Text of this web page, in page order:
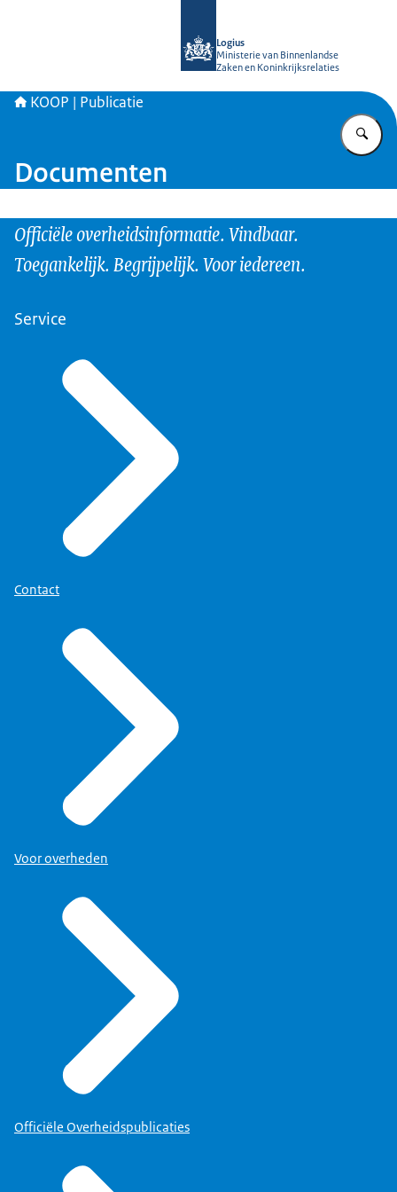
Logius
Ministerie van Binnenlandse
Zaken en Koninkrijksrelaties
KOOP | Publicatie
Documenten
Officiële overheidsinformatie. Vindbaar.
Toegankelijk. Begrijpelijk. Voor iedereen.
Service
Contact
Voor overheden
Officiële Overheidspublicaties